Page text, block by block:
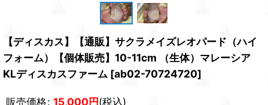
【ディスカス】【通販】サクラメイズレオパード（ハイ
フォーム）【個体販売】10-11cm （生体）マレーシア
KLディスカスファーム [ab02-70724720]
販売価格: 15,000円(税込)